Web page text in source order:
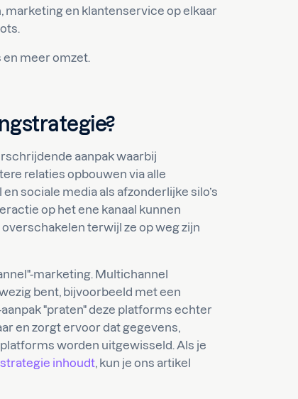
marketing en klantenservice op elkaar
meer omzet.
aanpak waarbij
relaties opbouwen via alle
sociale media als afzonderlijke silo’s
op het ene kanaal kunnen
terwijl ze op weg zijn
marketing. Multichannel
bent, bijvoorbeeld met een
"praten" deze platforms echter
en zorgt ervoor dat gegevens,
worden uitgewisseld. Als je
inhoudt, kun je ons artikel